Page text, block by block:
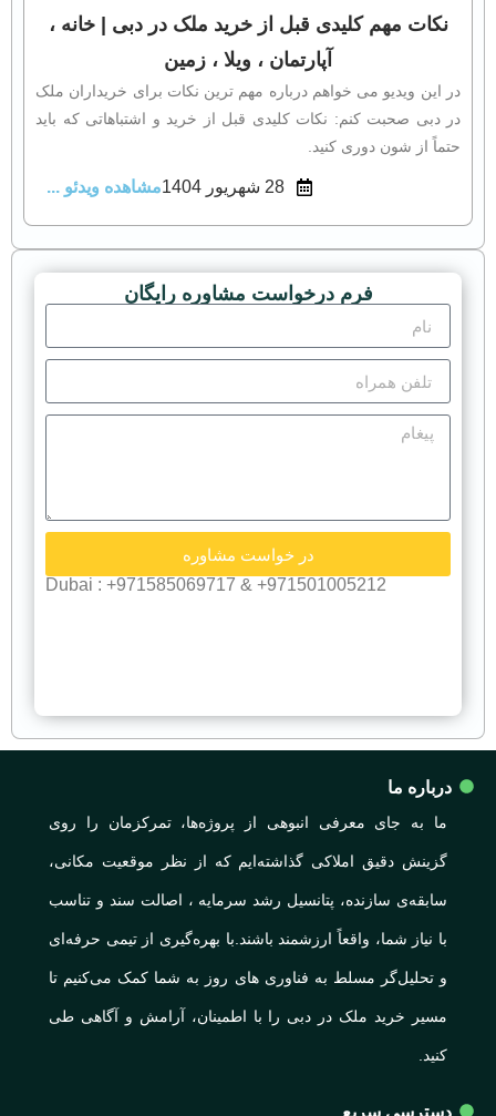
نکات مهم کلیدی قبل از خرید ملک در دبی | خانه ،
آپارتمان ، ویلا ، زمین
در این ویدیو می‌ خواهم درباره مهم‌ ترین نکات برای خریداران ملک
در دبی صحبت کنم: نکات کلیدی قبل از خرید و اشتباهاتی که باید
حتماً از شون دوری کنید.
مشاهده ویدئو ... 28 شهریور 1404
فرم درخواست مشاوره رایگان
در خواست مشاوره
971501005212+ & 971585069717+ : Dubai
درباره ما
ما به جای معرفی انبوهی از پروژه‌ها، تمرکزمان را روی
گزینش دقیق املاکی گذاشته‌ایم که از نظر موقعیت مکانی،
سابقه‌ی سازنده، پتانسیل رشد سرمایه ، اصالت سند و تناسب
با نیاز شما، واقعاً ارزشمند باشند.با بهره‌گیری از تیمی حرفه‌ای
و تحلیل‌گر مسلط به فناوری های روز به شما کمک می‌کنیم تا
مسیر خرید ملک در دبی را با اطمینان، آرامش و آگاهی طی
کنید.